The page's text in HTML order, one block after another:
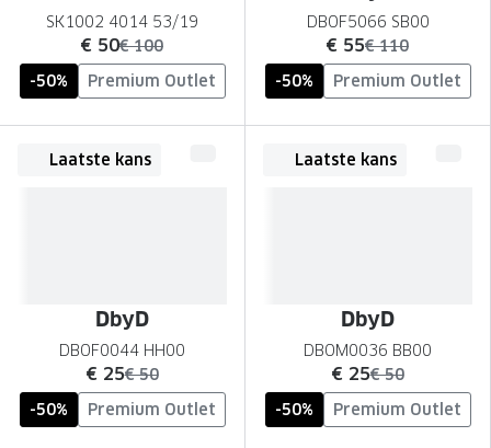
SK1002 4014 53/19
nu:
€ 50was:
€ 100
-50%
Premium Outlet
DBOF5066 SB00
nu:
€ 55was:
€ 110
-50%
Premium Outlet
Laatste kans
DbyD
DBOF0044 HH00
nu:
€ 25was:
€ 50
-50%
Premium Outlet
Laatste kans
DbyD
DBOM0036 BB00
nu:
€ 25was:
€ 50
-50%
Premium Outlet